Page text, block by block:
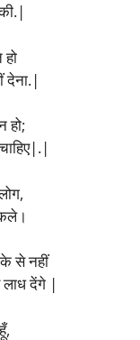
देना.|
हो;
से नहीं
देंगे |